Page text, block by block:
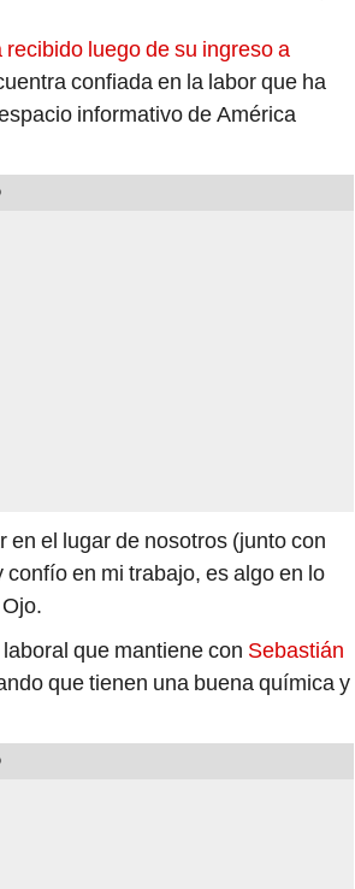
luego de su ingreso a
confiada en la labor que ha
informativo de América
el lugar de nosotros (junto con
en mi trabajo, es algo en lo
que mantiene con Sebastián
que tienen una buena química y